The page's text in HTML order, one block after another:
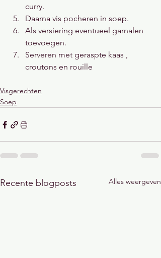
curry.
Daarna vis pocheren in soep.
Als versiering eventueel garnalen
toevoegen.
Serveren met geraspte kaas ,
croutons en rouille
Visgerechten
Soep
Recente blogposts Alles weergeven